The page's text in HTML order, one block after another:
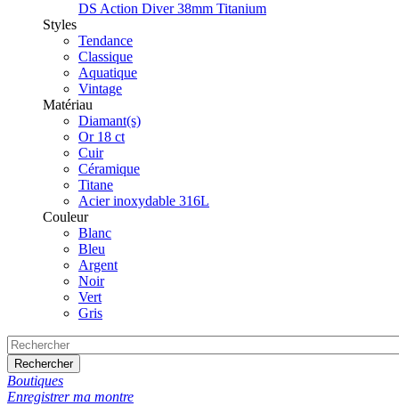
DS Action Diver 38mm Titanium
Styles
Tendance
Classique
Aquatique
Vintage
Matériau
Diamant(s)
Or 18 ct
Cuir
Céramique
Titane
Acier inoxydable 316L
Couleur
Blanc
Bleu
Argent
Noir
Vert
Gris
Rechercher
Boutiques
Enregistrer ma montre